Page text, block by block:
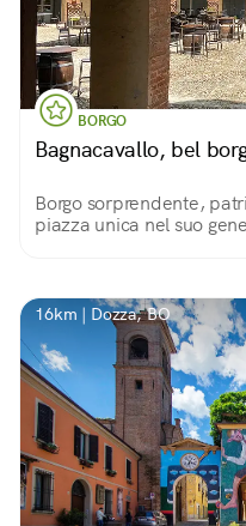
BORGO
Bagnacavallo, bel
Borgo sorprendente,
piazza unica nel suo
16km | Dozza, BO